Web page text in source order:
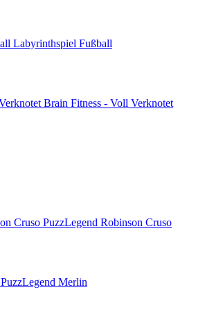
Labyrinthspiel Fußball
Brain Fitness - Voll Verknotet
PuzzLegend Robinson Cruso
PuzzLegend Merlin